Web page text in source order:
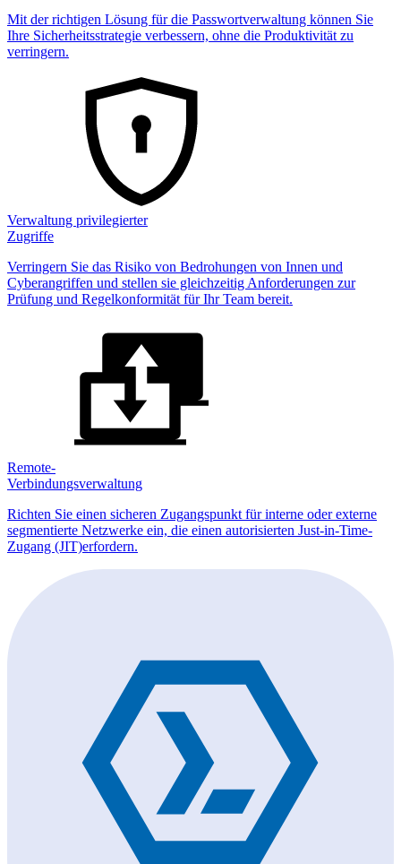
Mit der richtigen Lösung für die Passwortverwaltung können Sie
Ihre Sicherheitsstrategie verbessern, ohne die Produktivität zu
verringern.
Verwaltung privilegierter
Zugriffe
Verringern Sie das Risiko von Bedrohungen von Innen und
Cyberangriffen und stellen sie gleichzeitig Anforderungen zur
Prüfung und Regelkonformität für Ihr Team bereit.
Remote-
Verbindungsverwaltung
Richten Sie einen sicheren Zugangspunkt für interne oder externe
segmentierte Netzwerke ein, die einen autorisierten Just-in-Time-
Zugang (JIT)erfordern.